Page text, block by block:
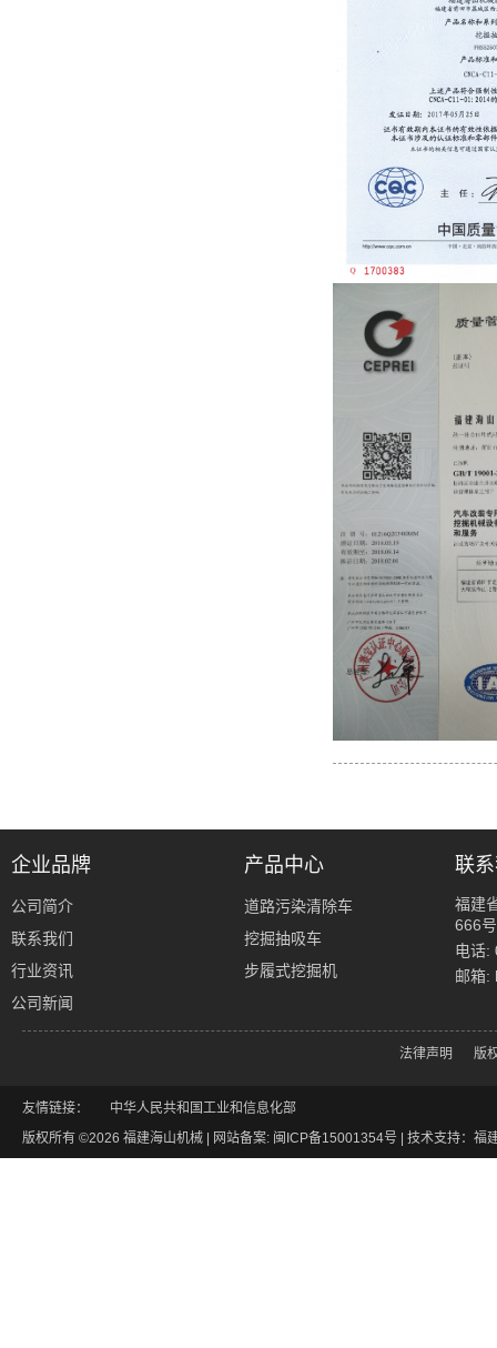
企业品牌
公司简介
联系我们
行业资讯
公司新闻
产品中心
道路污染清除车
挖掘抽吸车
步履式挖掘机
联
福建
666号
电话:
邮箱:
法律声明 版
友情链接：
中华人民共和国工业和信息化部
版权所有 ©2026 福建海山机械 | 网站备案: 闽ICP备15001354号 技术支持：福